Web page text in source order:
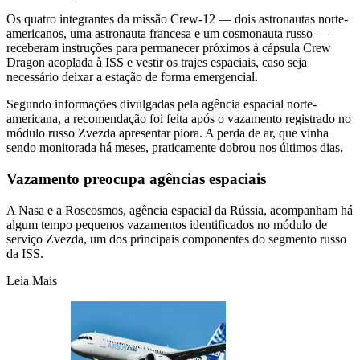
Os quatro integrantes da missão Crew-12 — dois astronautas norte-
americanos, uma astronauta francesa e um cosmonauta russo —
receberam instruções para permanecer próximos à cápsula Crew
Dragon acoplada à ISS e vestir os trajes espaciais, caso seja
necessário deixar a estação de forma emergencial.
Segundo informações divulgadas pela agência espacial norte-
americana, a recomendação foi feita após o vazamento registrado no
módulo russo Zvezda apresentar piora. A perda de ar, que vinha
sendo monitorada há meses, praticamente dobrou nos últimos dias.
Vazamento preocupa agências espaciais
A Nasa e a Roscosmos, agência espacial da Rússia, acompanham há
algum tempo pequenos vazamentos identificados no módulo de
serviço Zvezda, um dos principais componentes do segmento russo
da ISS.
Leia Mais